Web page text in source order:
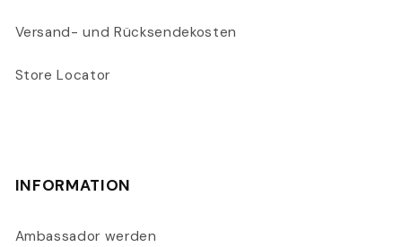
Versand- und Rücksendekosten
Store Locator
INFORMATION
Ambassador werden